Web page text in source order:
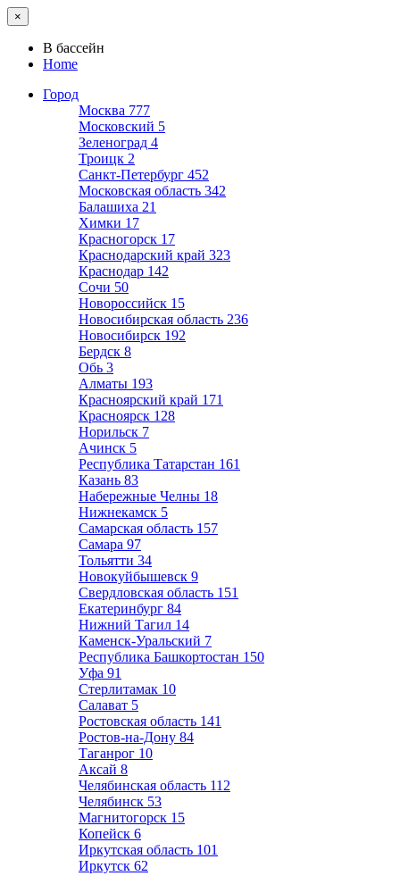
×
В бассейн
Home
Город
Москва 777
Московский 5
Зеленоград 4
Троицк 2
Санкт-Петербург 452
Московская область 342
Балашиха 21
Химки 17
Красногорск 17
Краснодарский край 323
Краснодар 142
Сочи 50
Новороссийск 15
Новосибирская область 236
Новосибирск 192
Бердск 8
Обь 3
Алматы 193
Красноярский край 171
Красноярск 128
Норильск 7
Ачинск 5
Республика Татарстан 161
Казань 83
Набережные Челны 18
Нижнекамск 5
Самарская область 157
Самара 97
Тольятти 34
Новокуйбышевск 9
Свердловская область 151
Екатеринбург 84
Нижний Тагил 14
Каменск-Уральский 7
Республика Башкортостан 150
Уфа 91
Стерлитамак 10
Салават 5
Ростовская область 141
Ростов-на-Дону 84
Таганрог 10
Аксай 8
Челябинская область 112
Челябинск 53
Магнитогорск 15
Копейск 6
Иркутская область 101
Иркутск 62